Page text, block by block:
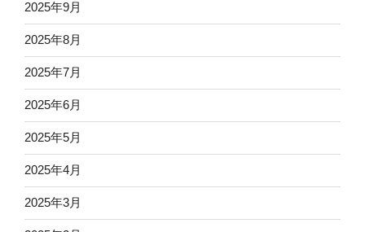
2025年9月
2025年8月
2025年7月
2025年6月
2025年5月
2025年4月
2025年3月